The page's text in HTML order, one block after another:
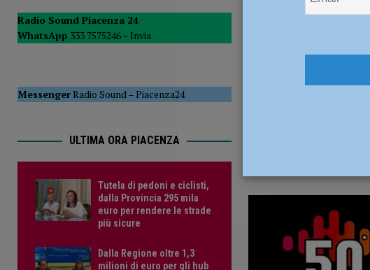
del Consiglio POLITICA
[ 5 Agosto 2026 ] Tutela di pedoni e ciclisti, dalla Provincia 295 mila
Radio Sound Piacenza 24
WhatsApp 333 7575246 – Invia
MessengerRadio Sound–Piacenza24
ULTIMA ORA PIACENZA
Tutela di pedoni e ciclisti,
dalla Provincia 295 mila
euro per rendere le strade
più sicure
Dalla Regione oltre 1,3
milioni di euro per gli hub